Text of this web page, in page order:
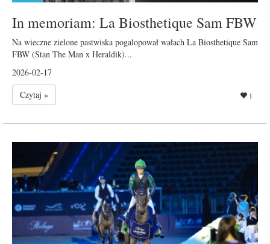
In memoriam: La Biosthetique Sam FBW
Na wieczne zielone pastwiska pogalopował wałach La Biosthetique Sam
FBW (Stan The Man x Heraldik)...
2026-02-17
Czytaj »
1